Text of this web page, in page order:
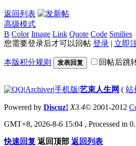
返回列表
高级模式
B Color Image Link Quote Code Smilies
您需要登录后才可以回帖 登录 | 立即
本版积分规则 发表回复 回帖后跳
|Archiver|手机版|艺束人生网 ( 站
Powered by Discuz! X3.4© 2001-2012
GMT+8, 2026-8-6 15:04 , Processed in
快速回复 返回顶部 返回列表